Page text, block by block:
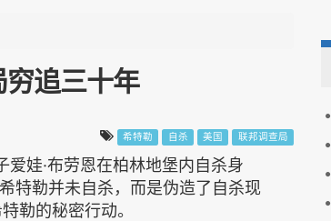
追三十年
希特勒 自杀 美国 联邦调查局
娃·布劳恩在柏林地堡内自杀身
特勒并未自杀，而是伪造了自杀现
勒的秘密行动。